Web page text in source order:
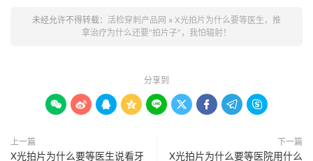
未经允许不得转载： 活检穿刺产品网 » X光拍片为什么要等医生，推
拿治疗为什么还要“拍片子”，我怕辐射！
分享到
        
上一篇
X光拍片为什么要等医生说看牙
下一篇
X光拍片为什么要等医院用什么